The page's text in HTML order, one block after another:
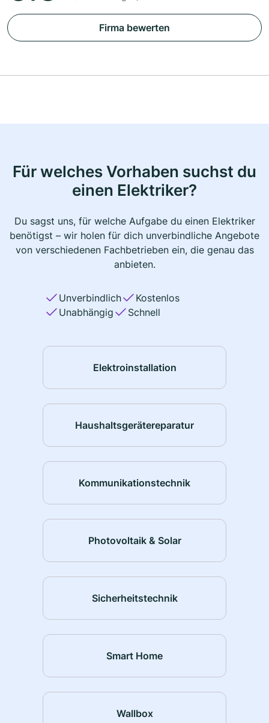
Firma bewerten
Für welches Vorhaben suchst du
einen Elektriker?
Du sagst uns, für welche Aufgabe du einen Elektriker
benötigst – wir holen für dich unverbindliche Angebote
von verschiedenen Fachbetrieben ein, die genau das
anbieten.
Unverbindlich
Kostenlos
Unabhängig
Schnell
Elektroinstallation
Haushaltsgerätereparatur
Kommunikationstechnik
Photovoltaik & Solar
Sicherheitstechnik
Smart Home
Wallbox